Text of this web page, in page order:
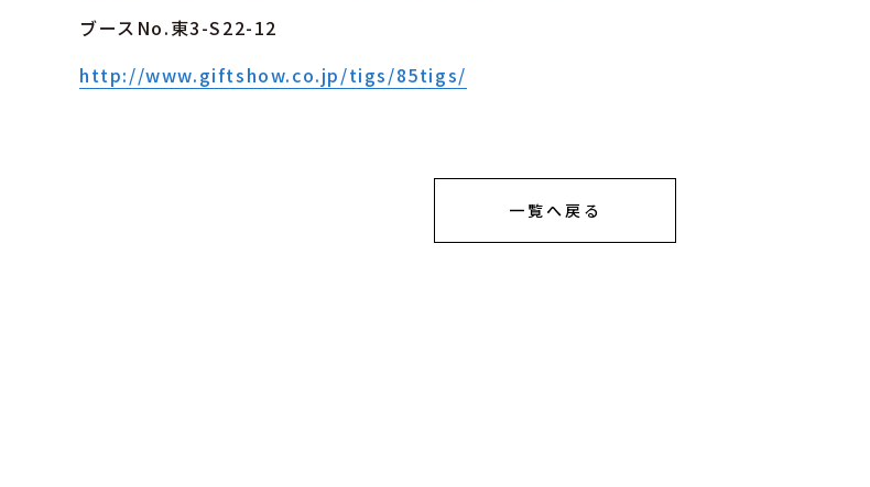
ブースNo.東3-S22-12
http://www.giftshow.co.jp/tigs/85tigs/
一覧へ戻る